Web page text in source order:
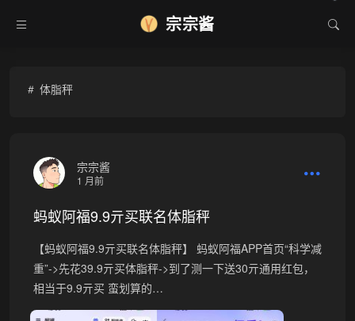
宗宗酱
体脂秤
宗宗酱
1 月前
蚂蚁阿福9.9亓买联名体脂秤
【蚂蚁阿福9.9亓买联名体脂秤】 蚂蚁阿福APP首页“科学减
重”->先花39.9亓买体脂秤->到了测一下送30亓通用红包，
相当于9.9亓买 蛮划算的…